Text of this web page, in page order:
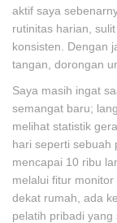
aktif saya
rutinitas harian,
konsisten. Dengan
tangan, dorongan
Saya masih ingat
semangat baru;
melihat statistik
hari seperti
mencapai 10 ribu
melalui fitur
dekat rumah, ada
pelatih pribadi